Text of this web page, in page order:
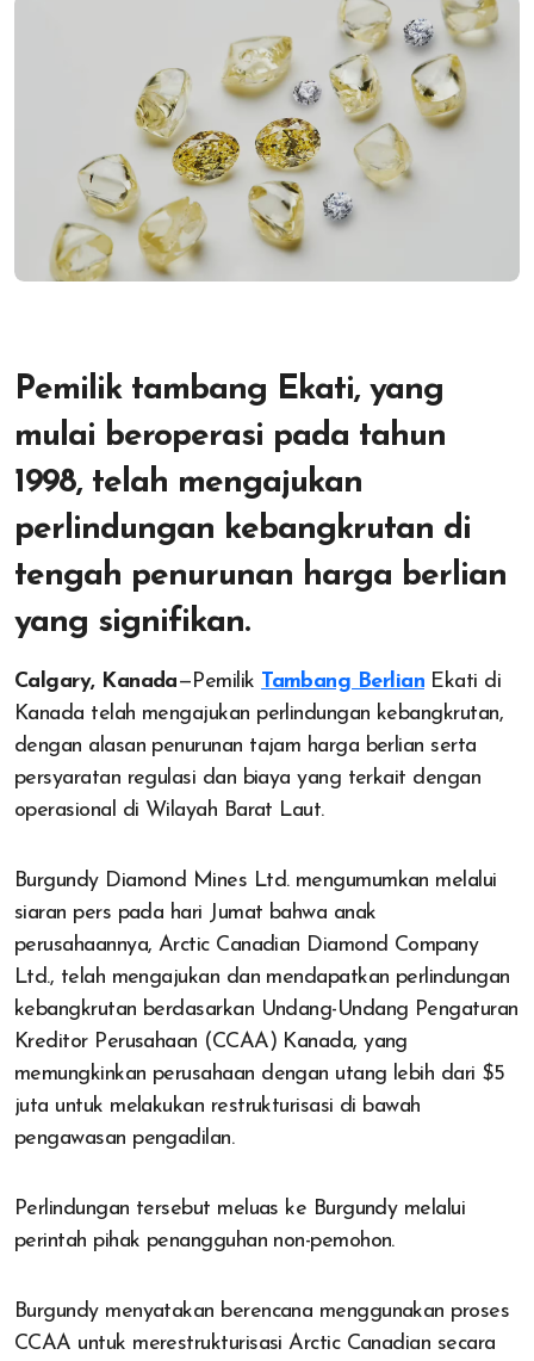
Pemilik tambang Ekati, yang
mulai beroperasi pada tahun
1998, telah mengajukan
perlindungan kebangkrutan di
tengah penurunan harga berlian
yang signifikan.
Calgary, Kanada—Pemilik Tambang BerlianEkati di
Kanada telah mengajukan perlindungan kebangkrutan,
dengan alasan penurunan tajam harga berlian serta
persyaratan regulasi dan biaya yang terkait dengan
operasional di Wilayah Barat Laut.
Burgundy Diamond Mines Ltd. mengumumkan melalui
siaran pers pada hari Jumat bahwa anak
perusahaannya, Arctic Canadian Diamond Company
Ltd., telah mengajukan dan mendapatkan perlindungan
kebangkrutan berdasarkan Undang-Undang Pengaturan
Kreditor Perusahaan (CCAA) Kanada, yang
memungkinkan perusahaan dengan utang lebih dari $5
juta untuk melakukan restrukturisasi di bawah
pengawasan pengadilan.
Perlindungan tersebut meluas ke Burgundy melalui
perintah pihak penangguhan non-pemohon.
Burgundy menyatakan berencana menggunakan proses
CCAA untuk merestrukturisasi Arctic Canadian secara